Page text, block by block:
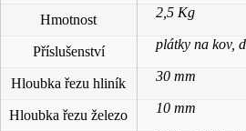
Hmotnost 2,5 Kg
Příslušenství plátky na kov,
Hloubka řezu hliník 30 mm
Hloubka řezu železo 10 mm